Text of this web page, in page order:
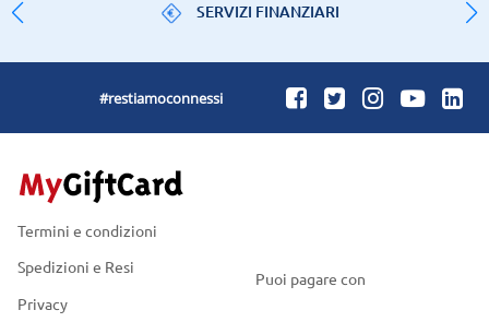
SERVIZI FINANZIARI
#restiamoconnessi
Termini e condizioni
Spedizioni e Resi
Privacy
Puoi pagare con